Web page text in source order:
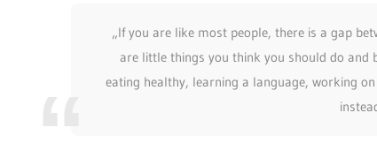
„If you are like most people, there is a gap
are little things you think you should do
eating healthy, learning a language, working